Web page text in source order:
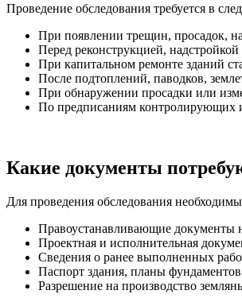
Проведение обследования требуется в
При появлении трещин, просадок,
Перед реконструкцией,
При капитальном ремонте зданий
После подтоплений, паводков,
При обнаружении просадки или
По предписаниям контролирующих
Какие документы
Для проведения обследования
Правоустанавливающие документы
Проектная и исполнительная
Сведения о ранее выполненных
Паспорт здания, планы
Разрешение на производство